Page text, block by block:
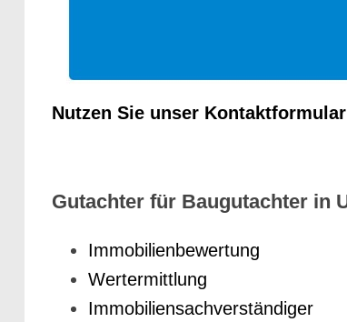
Nutzen Sie unser
Gutachter für Baugutachter in
Immobilienbewertung
Wertermittlung
Immobiliensachverständiger